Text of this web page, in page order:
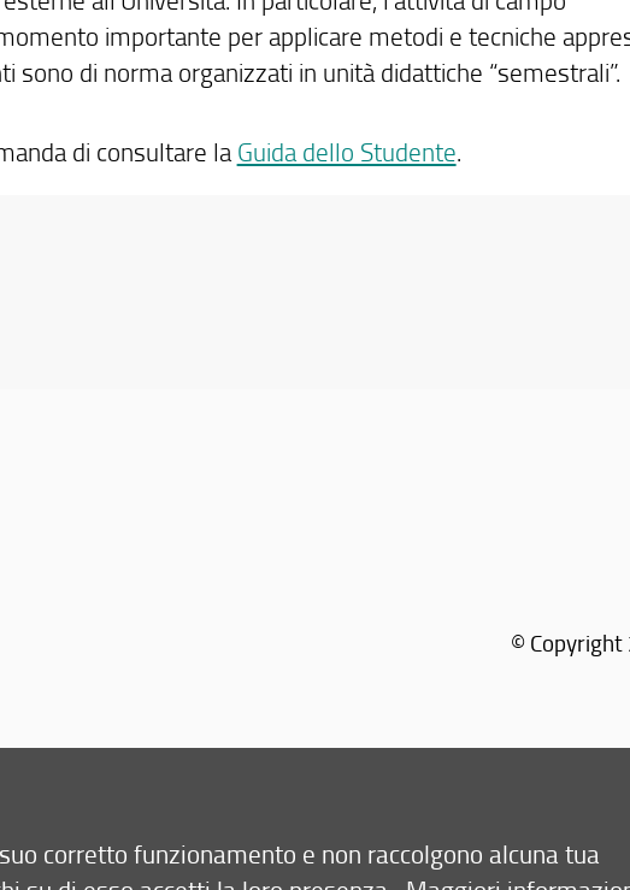
importante per applicare metodi e tecniche
sono di norma organizzati in unità didattiche “semestrali”.
di consultare laGuida dello Studente.
©
corretto funzionamento e non raccolgono alcuna tua